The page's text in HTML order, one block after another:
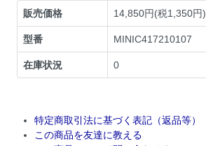
販売価格 14,850円(税1,350円)
型番 MINIC417210107
在庫状況 0
特定商取引法に基づく表記（返品等）
この商品を友達に教える